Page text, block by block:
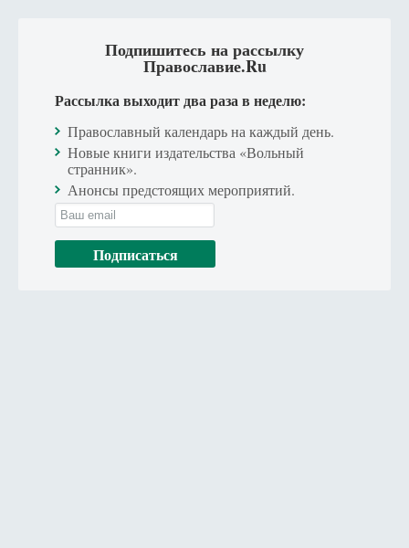
Подпишитесь на рассылку
Православие.Ru
Рассылка выходит два раза в неделю:
Православный календарь на каждый день.
Новые книги издательства «Вольный
странник».
Анонсы предстоящих мероприятий.